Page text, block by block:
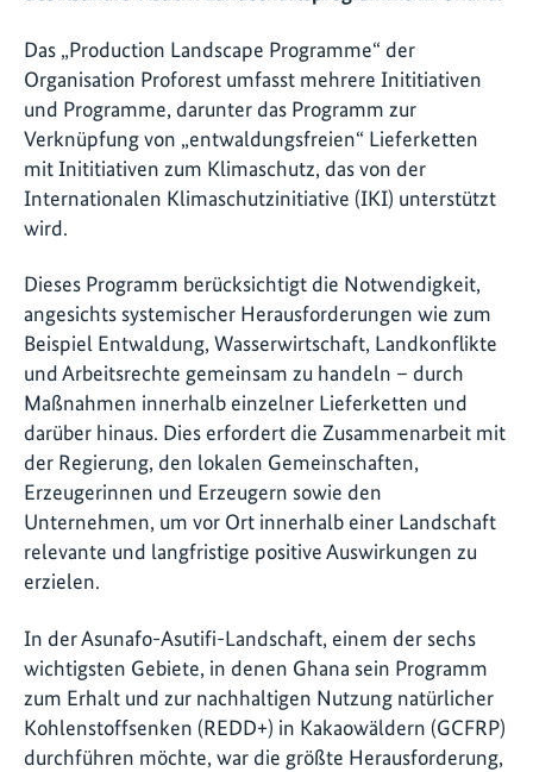
Das „Production Landscape Programme“ der
Organisation Proforest umfasst mehrere Inititiativen
und Programme, darunter das Programm zur
Verknüpfung von „entwaldungsfreien“ Lieferketten
mit Inititiativen zum Klimaschutz, das von der
Internationalen Klimaschutzinitiative (IKI) unterstützt
wird.
Dieses Programm berücksichtigt die Notwendigkeit,
angesichts systemischer Herausforderungen wie zum
Beispiel Entwaldung, Wasserwirtschaft, Landkonflikte
und Arbeitsrechte gemeinsam zu handeln – durch
Maßnahmen innerhalb einzelner Lieferketten und
darüber hinaus. Dies erfordert die Zusammenarbeit mit
der Regierung, den lokalen Gemeinschaften,
Erzeugerinnen und Erzeugern sowie den
Unternehmen, um vor Ort innerhalb einer Landschaft
relevante und langfristige positive Auswirkungen zu
erzielen.
In der Asunafo-Asutifi-Landschaft, einem der sechs
wichtigsten Gebiete, in denen Ghana sein Programm
zum Erhalt und zur nachhaltigen Nutzung natürlicher
Kohlenstoffsenken (REDD+) in Kakaowäldern (GCFRP)
durchführen möchte, war die größte Herausforderung,